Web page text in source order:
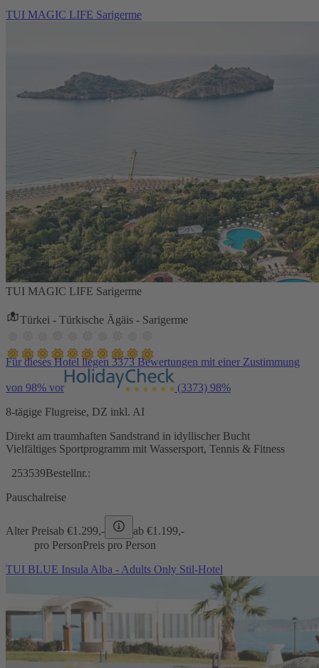
TUI MAGIC LIFE Sarigerme
TUI MAGIC LIFE Sarigerme
Türkei - Türkische Ägäis - Sarigerme
Für dieses Hotel liegen 3373 Bewertungen mit einer Zustimmung
von 98% vor (3373) 98%
8-tägige Flugreise, DZ inkl. AI
Direkt am traumhaften Sandstrand in idyllischer Bucht
Vielfältiges Sportprogramm mit Wassersport, Tennis & Fitness
253539Bestellnr.:
Pauschalreise
Alter Preisab €1.299,- ab €1.199,-
pro PersonPreis pro Person
TUI BLUE Insula Alba - Adults Only Stil-Hotel